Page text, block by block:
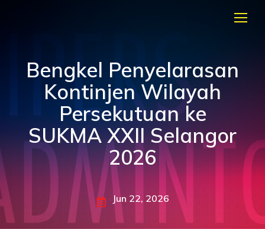
Bengkel Penyelarasan
Kontinjen Wilayah
Persekutuan ke
SUKMA XXII Selangor
2026
Jun 22, 2026